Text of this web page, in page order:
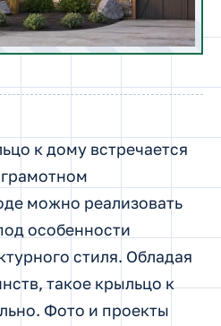
к дому встречается
можно реализовать
особенности
стиля. Обладая
такое крыльцо к
Фото и проекты